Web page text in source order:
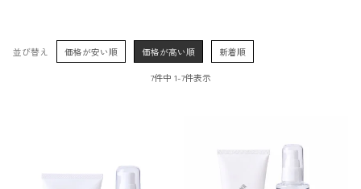
並び替え 価格が安い順 価格が高い順
新着順
7件中 1-7件表示